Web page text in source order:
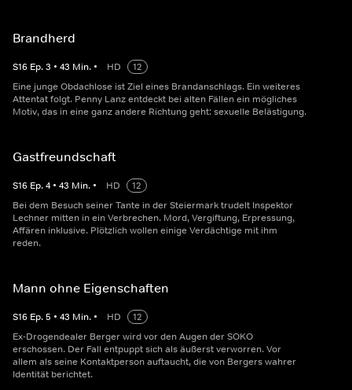
Brandherd
S16 Ep.3 • 43 Min. • HD
12
Eine junge Obdachlose ist Ziel eines Brandanschlags. Ein weiteres
Attentat folgt. Penny Lanz entdeckt bei alten Fällen ein mögliches
Motiv, das in eine ganz andere Richtung geht: sexuelle Belästigung.
Gastfreundschaft
S16 Ep.4 • 43 Min. • HD
12
Bei dem Besuch seiner Tante in der Steiermark trudelt Inspektor
Lechner mitten in ein Verbrechen. Mord, Vergiftung, Erpressung,
Affären inklusive. Plötzlich wollen einige Verdächtige mit ihm
reden.
Mann ohne Eigenschaften
S16 Ep.5 • 43 Min. • HD
12
Ex-Drogendealer Berger wird vor den Augen der SOKO
erschossen. Der Fall entpuppt sich als äußerst verworren. Vor
allem als seine Kontaktperson auftaucht, die von Bergers wahrer
Identität berichtet.